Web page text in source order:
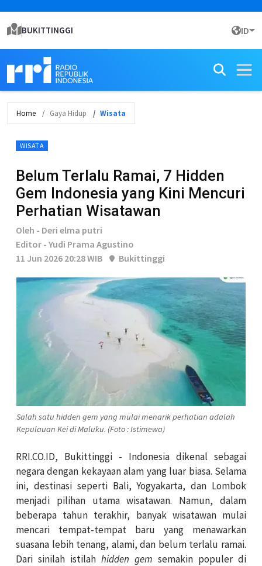
BUKITTINGGI ID
Home Gaya Hidup Wisata
WISATA
Belum Terlalu Ramai, 7 Hidden
Gem Indonesia yang Kini Mencuri
Perhatian Wisatawan
Oleh - Deri elma putri
Editor - Yudi Prama Agustino
11 Jun 2026 20:28 WIB
Bukittinggi
Salah satu hidden gem yang mulai menarik perhatian adalah
Kepulauan Kei di Maluku. (Foto : Istimewa)
RRI.CO.ID, Bukittinggi - Indonesia dikenal sebagai
negara dengan kekayaan alam yang luar biasa. Selama
ini, destinasi seperti Bali, Yogyakarta, dan Lombok
menjadi pilihan utama wisatawan. Namun, dalam
beberapa tahun terakhir, banyak wisatawan mulai
mencari tempat-tempat baru yang menawarkan
suasana lebih tenang, alami, dan belum terlalu ramai.
Dari sinilah istilah hidden gem semakin populer di